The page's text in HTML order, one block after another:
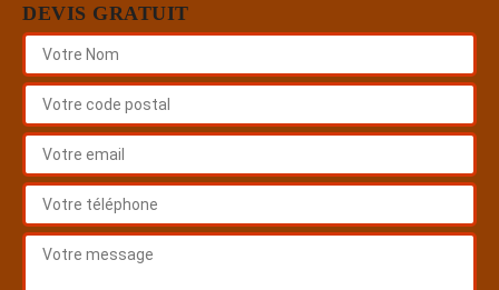
DEVIS GRATUIT